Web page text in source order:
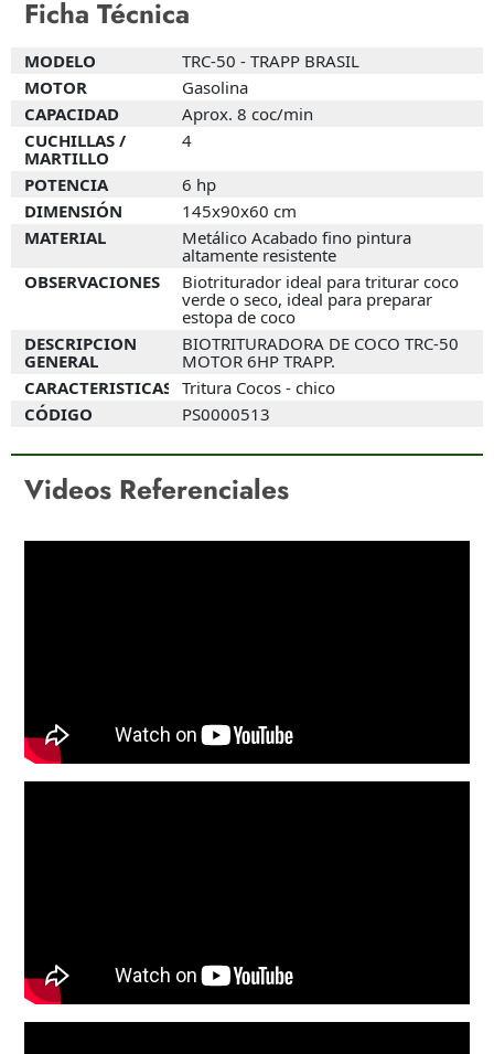
Ficha Técnica
MODELO
TRC-50 - TRAPP BRASIL
MOTOR
Gasolina
CAPACIDAD
Aprox. 8 coc/min
CUCHILLAS /
MARTILLO
4
POTENCIA
6 hp
DIMENSIÓN
145x90x60 cm
MATERIAL
Metálico Acabado fino pintura
altamente resistente
OBSERVACIONES
Biotriturador ideal para triturar coco
verde o seco, ideal para preparar
estopa de coco
DESCRIPCION
GENERAL
BIOTRITURADORA DE COCO TRC-50
MOTOR 6HP TRAPP.
CARACTERISTICAS Tritura Cocos - chico
CÓDIGO
PS0000513
Videos Referenciales